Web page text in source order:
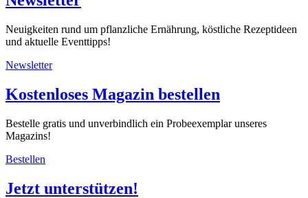
Neuigkeiten rund um pflanzliche Ernährung, köstliche Rezeptideen
und aktuelle Eventtipps!
Newsletter
Kostenloses Magazin bestellen
Bestelle gratis und unverbindlich ein Probeexemplar unseres
Magazins!
Bestellen
Jetzt unterstützen!